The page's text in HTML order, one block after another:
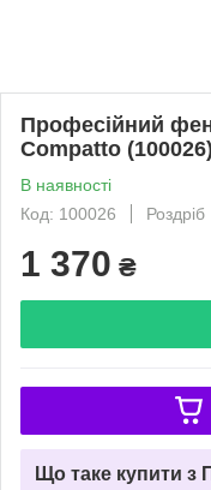
Професійний
Compatto (100026)
В наявності
Код: 100026
Роздріб
1 370 ₴
Що таке купити з